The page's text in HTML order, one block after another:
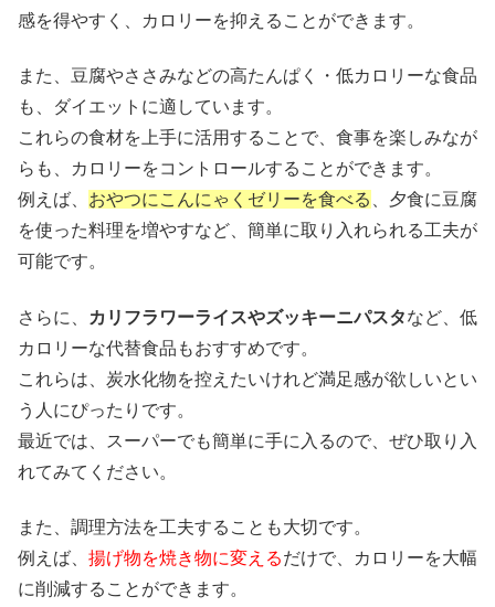
感を得やすく、カロリーを抑えることができます。
また、豆腐やささみなどの高たんぱく・低カロリーな食品
も、ダイエットに適しています。
これらの食材を上手に活用することで、食事を楽しみなが
らも、カロリーをコントロールすることができます。
例えば、 おやつにこんにゃくゼリーを食べる
、夕食に豆腐
を使った料理を増やすなど、簡単に取り入れられる工夫が
可能です。
さらに、 カリフラワーライスやズッキーニパスタなど、低
カロリーな代替食品もおすすめです。
これらは、炭水化物を控えたいけれど満足感が欲しいとい
う人にぴったりです。
最近では、スーパーでも簡単に手に入るので、ぜひ取り入
れてみてください。
また、調理方法を工夫することも大切です。
例えば、 揚げ物を焼き物に変えるだけで、カロリーを大幅
に削減することができます。